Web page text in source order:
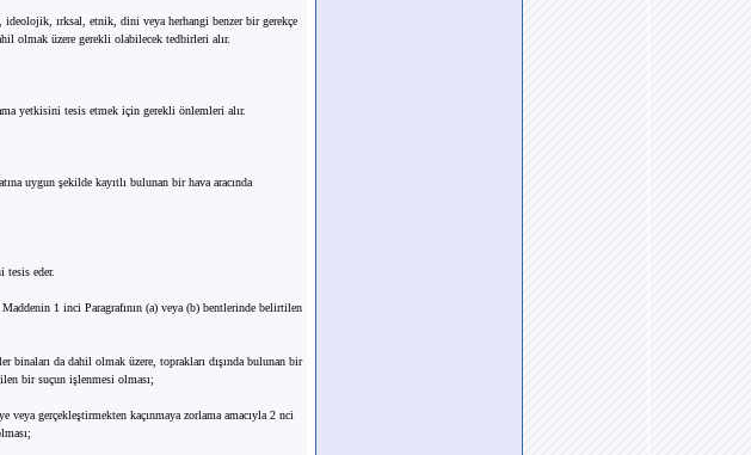
ırksal, etnik, dini veya herhangi benzer bir gerekçe
olmak üzere gerekli olabilecek tedbirleri alır.
yetkisini tesis etmek için gerekli önlemleri alır.
uygun şekilde kayıtlı bulunan bir hava aracında
tesis eder.
1 inci Paragrafının (a) veya (b) bentlerinde belirtilen
da dahil olmak üzere, toprakları dışında bulunan bir
bir suçun işlenmesi olması;
gerçekleştirmekten kaçınmaya zorlama amacıyla 2 nci